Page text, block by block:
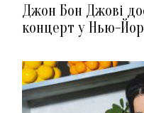
Джон Бон Джові
концерт у Нью-